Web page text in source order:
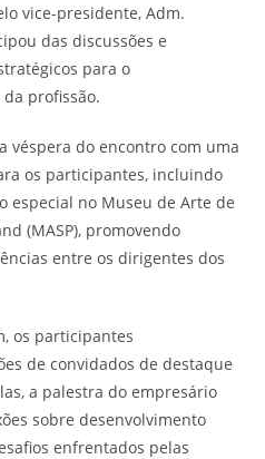
vice-presidente, Adm.
das discussões e
para o
profissão.
véspera do encontro com uma
os participantes, incluindo
especial no Museu de Arte de
(MASP), promovendo
entre os dirigentes dos
os participantes
de convidados de destaque
a palestra do empresário
sobre desenvolvimento
enfrentados pelas